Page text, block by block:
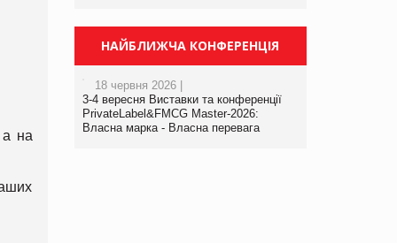
а на
НАЙБЛИЖЧА КОНФЕРЕНЦІЯ
18 червня 2026 |
3-4 вересня Виставки та конференції
PrivateLabel&FMCG Master-2026:
Власна марка - Власна перевага